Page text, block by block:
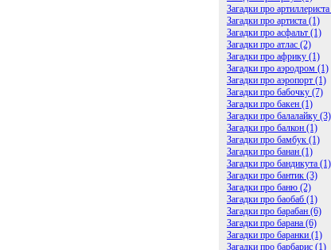
Загадки про
Загадки про артиста (1)
Загадки про асфальт (1)
Загадки про атлас (2)
Загадки про африку (1)
Загадки про аэродром (1)
Загадки про аэропорт (1)
Загадки про бабочку (7)
Загадки про бакен (1)
Загадки про балалайку (3)
Загадки про балкон (1)
Загадки про бамбук (1)
Загадки про банан (1)
Загадки про бандикута (1)
Загадки про бантик (3)
Загадки про баню (2)
Загадки про баобаб (1)
Загадки про барабан (6)
Загадки про барана (6)
Загадки про баранки (1)
Загадки про барбарис (1)